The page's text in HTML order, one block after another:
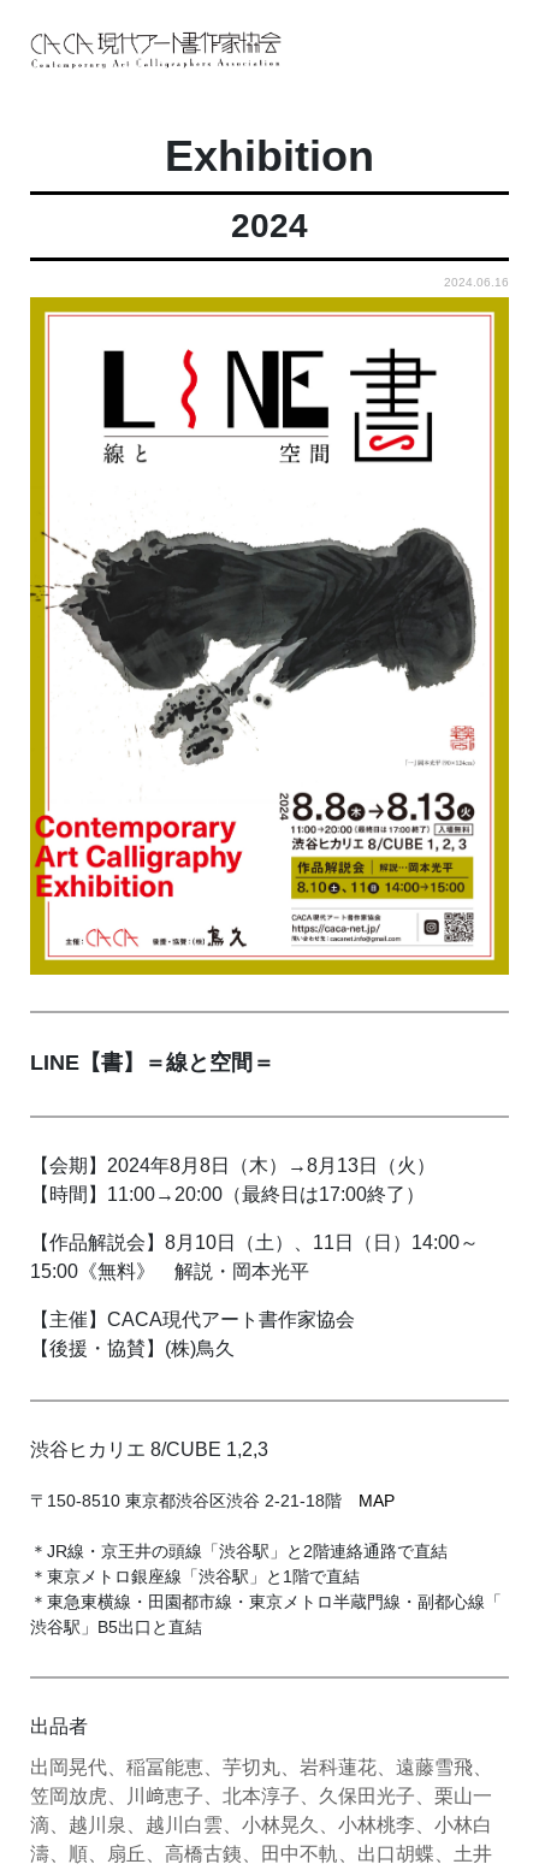
Exhibition
2024
2024.06.16
LINE【書】＝線と空間＝
【会期】2024年8月8日（木）→8月13日（火）
【時間】11:00→20:00（最終日は17:00終了）
【作品解説会】8月10日（土）、11日（日）14:00～
15:00《無料》 解説・岡本光平
【主催】CACA現代アート書作家協会
【後援・協賛】(株)鳥久
渋谷ヒカリエ 8/CUBE 1,2,3
〒150-8510 東京都渋谷区渋谷 2-21-18階 MAP
＊JR線・京王井の頭線「渋谷駅」と2階連絡通路で直結
＊東京メトロ銀座線「渋谷駅」と1階で直結
＊東急東横線・田園都市線・東京メトロ半蔵門線・副都心線「
渋谷駅」B5出口と直結
出品者
出岡晃代、稲冨能恵、芋切丸、岩科蓮花、遠藤雪飛、
笠岡放虎、川﨑恵子、北本淳子、久保田光子、栗山一
滴、越川泉、越川白雲、小林晃久、小林桃李、小林白
濤、順、扇丘、高橋古銕、田中不軌、出口胡蝶、土井